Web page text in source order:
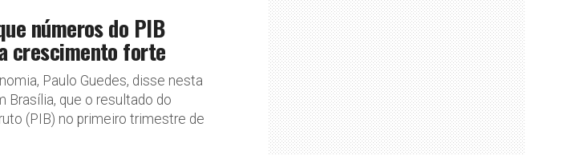
números do PIB
crescimento forte
Paulo Guedes, disse nesta
Brasília, que o resultado do
(PIB) no primeiro trimestre de